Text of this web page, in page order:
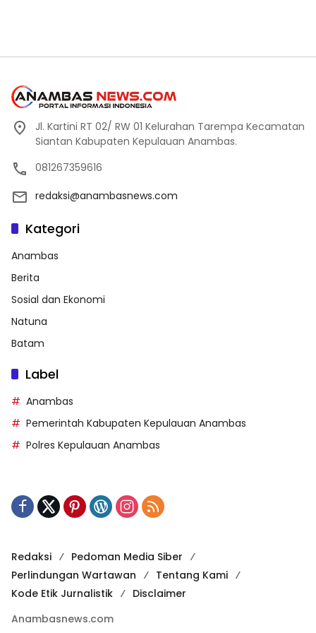
Jl. Kartini RT 02/ RW 01 Kelurahan Tarempa Kecamatan
Siantan Kabupaten Kepulauan Anambas.
081267359616
redaksi@anambasnews.com
Kategori
Anambas
Berita
Sosial dan Ekonomi
Natuna
Batam
Label
Anambas
Pemerintah Kabupaten Kepulauan Anambas
Polres Kepulauan Anambas
Redaksi
Pedoman Media Siber
Perlindungan Wartawan
Tentang Kami
Kode Etik Jurnalistik
Disclaimer
Anambasnews.com